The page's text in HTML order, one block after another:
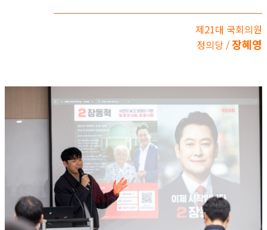
제21대 국회의원
정의당 /장혜영